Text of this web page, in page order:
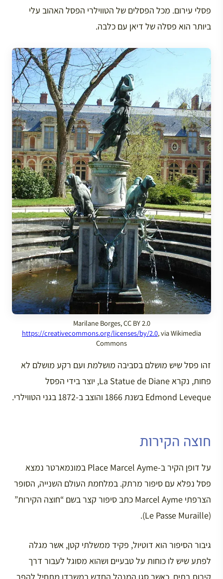
פסלי עירום. מכל הפסלים של הטווילרי הפסל האהוב עלי
ביותר הוא פסלה של דיאן עם כלבה.
Marilane Borges, CC BY 2.0
https://creativecommons.org/licenses/by/2.0, via Wikimedia
Commons
זהו פסל שיש מושלם בסביבה מושלמת ועם רקע מושלם לא
פחות, נקרא La Statue de Diane, יוצר בידי הפסל
Edmond Leveque בשנת 1866 והוצב ב-1872 בגני הטווילרי.
חוצה הקירות
על דופן הקיר ב-Place Marcel Ayme במונמארטר נמצא
פסל נפלא עם סיפור מרתק. במלחמת העולם השנייה, הסופר
הצרפתי Marcel Ayme כתב סיפור קצר בשם “חוצה הקירות”
(Le Passe Muraille).
גיבור הסיפור הוא דוטיול, פקיד ממשלתי קטן, אשר מגלה
לפתע שיש לו כוחות על טבעיים ושהוא מסוגל לעבור דרך